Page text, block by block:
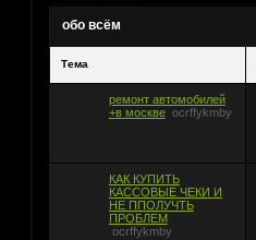
обо всём
Тема
ремонт автомобилей
+в москве ocrffykmby
КАК КУПИТЬ
КАССОВЫЕ ЧЕКИ И
НЕ ППОЛУЧТЬ
ПРОБЛЕМ
ocrffykmby